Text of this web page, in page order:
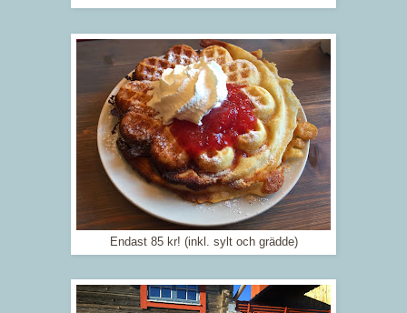
Endast 85 kr! (inkl. sylt och grädde)